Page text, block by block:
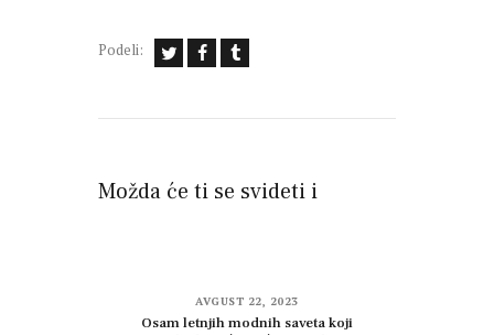
Podeli:
Možda će ti se svideti i
AVGUST 22, 2023
Osam letnjih modnih saveta koji